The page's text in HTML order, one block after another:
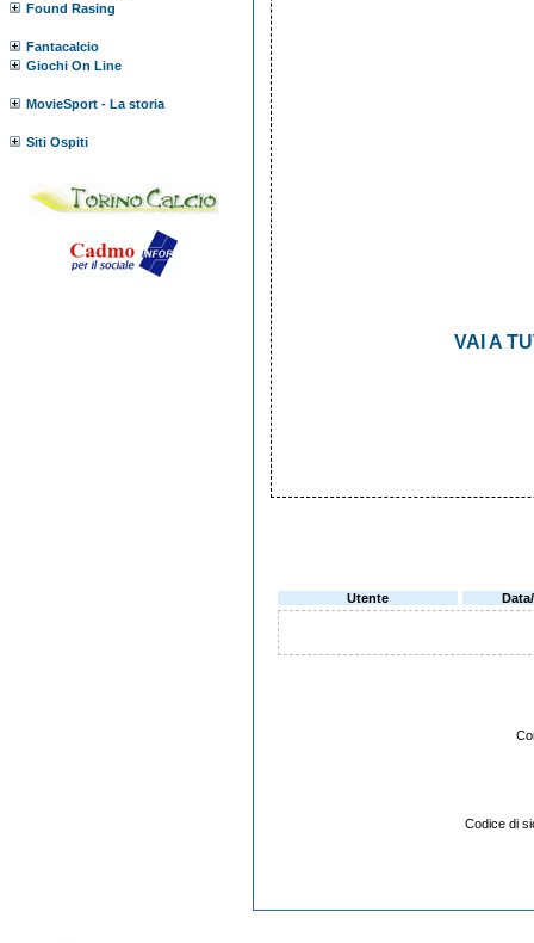
Found Rasing
Fantacalcio
Giochi On Line
MovieSport - La storia
Siti Ospiti
VAI A
Utente
Codice di